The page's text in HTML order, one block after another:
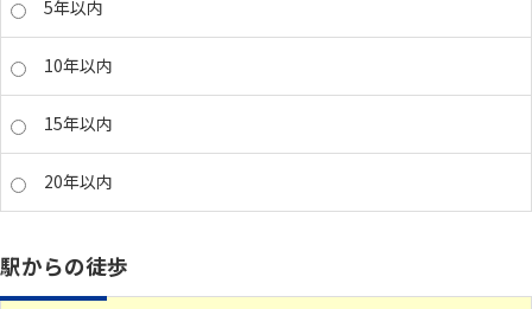
5年以内
10年以内
15年以内
20年以内
駅からの徒歩